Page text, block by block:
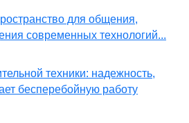
для общения,
современных технологий...
техники: надежность,
бесперебойную работу